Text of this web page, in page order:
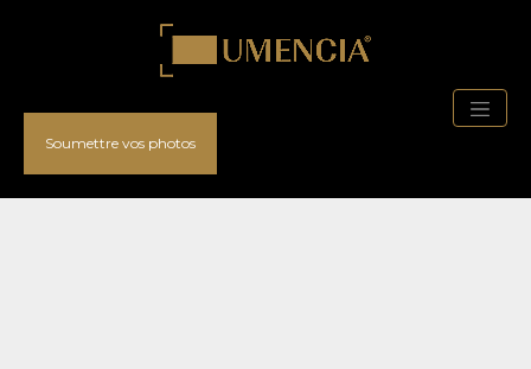
Soumettre vos photos